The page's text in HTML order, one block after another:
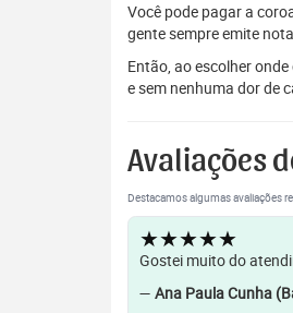
Você pode pagar a
gente sempre emite
Então, ao escolher
e sem nenhuma dor de
Avaliações
Destacamos algumas avaliações
★★★★★
Gostei muito do
— Ana Paula Cunha